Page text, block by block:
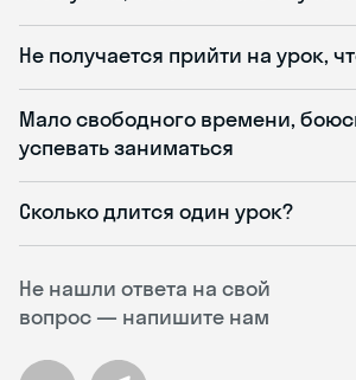
Не нашли ответа на свой
вопрос — напишите нам
Не получается прийти на урок,
Мало свободного времени,
успевать заниматься
Сколько длится один урок?